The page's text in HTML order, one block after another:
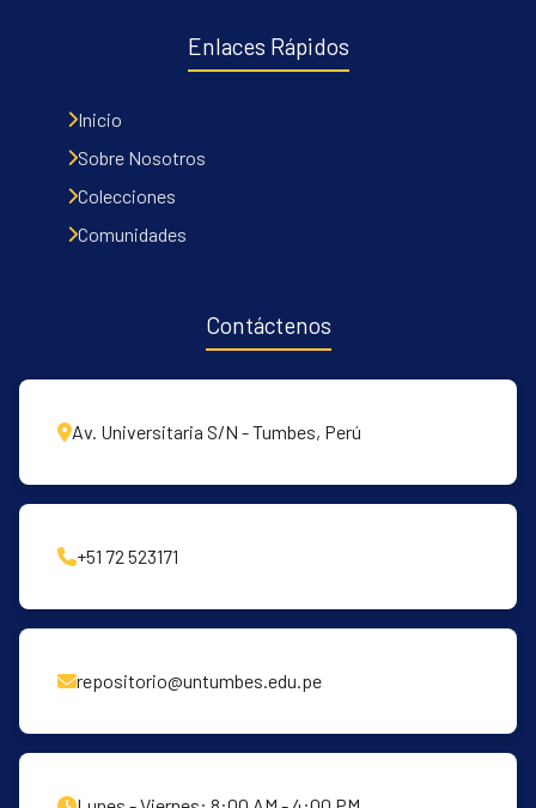
Enlaces Rápidos
Inicio
Sobre Nosotros
Colecciones
Comunidades
Contáctenos
Av. Universitaria S/N - Tumbes, Perú
+51 72 523171
repositorio@untumbes.edu.pe